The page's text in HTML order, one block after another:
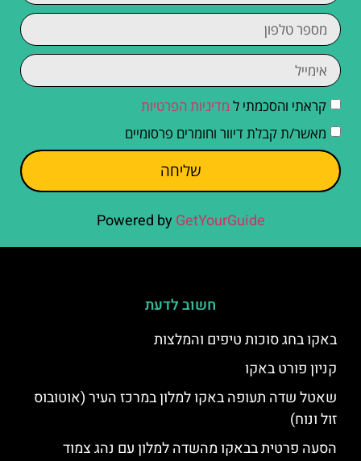
קראתי והסכמתי ל מדיניות הפרטיות
מאשר/ת קבלת דיוור וחומרים פרסומיים
שליחה
Powered by GetYourGuide
חשוב לדעת
באקו בחג סוכות טיפים והמלצות
קניון פורט באקו
שאטל שדה תעופה באקו למלון במרכז העיר (אוטובוס
זול ונוח)
הסעה פרטית בבאקו מהשדה למלון עם נהג צמוד